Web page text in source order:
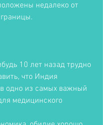
недалеко от
10 лет назад трудно
что Индия
одно из самых важный
медицинского